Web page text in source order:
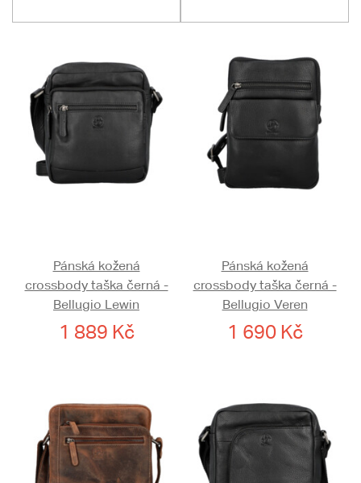
Pánská kožená
crossbody taška černá -
Bellugio Lewin
1 889 Kč
Pánská kožená
crossbody taška černá -
Bellugio Veren
1 690 Kč